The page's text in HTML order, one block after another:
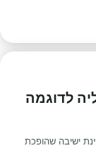
לדוגמה
ישיבה שהופכת